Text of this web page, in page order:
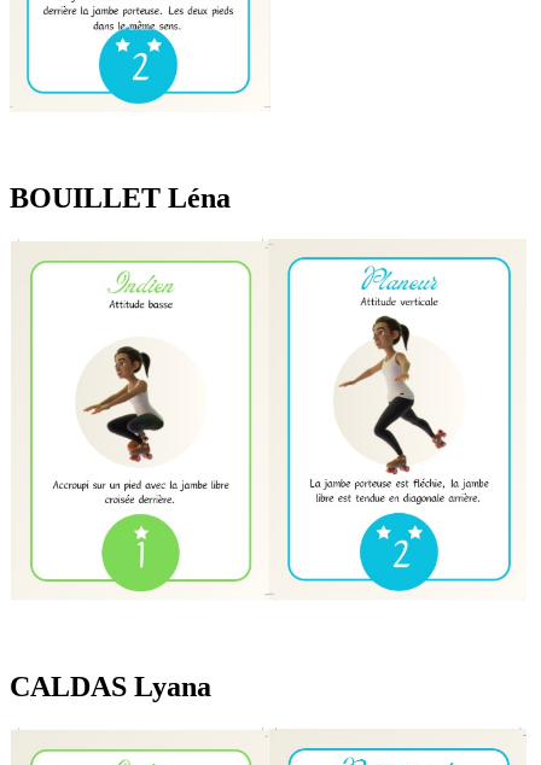
BOUILLET Léna
CALDAS Lyana